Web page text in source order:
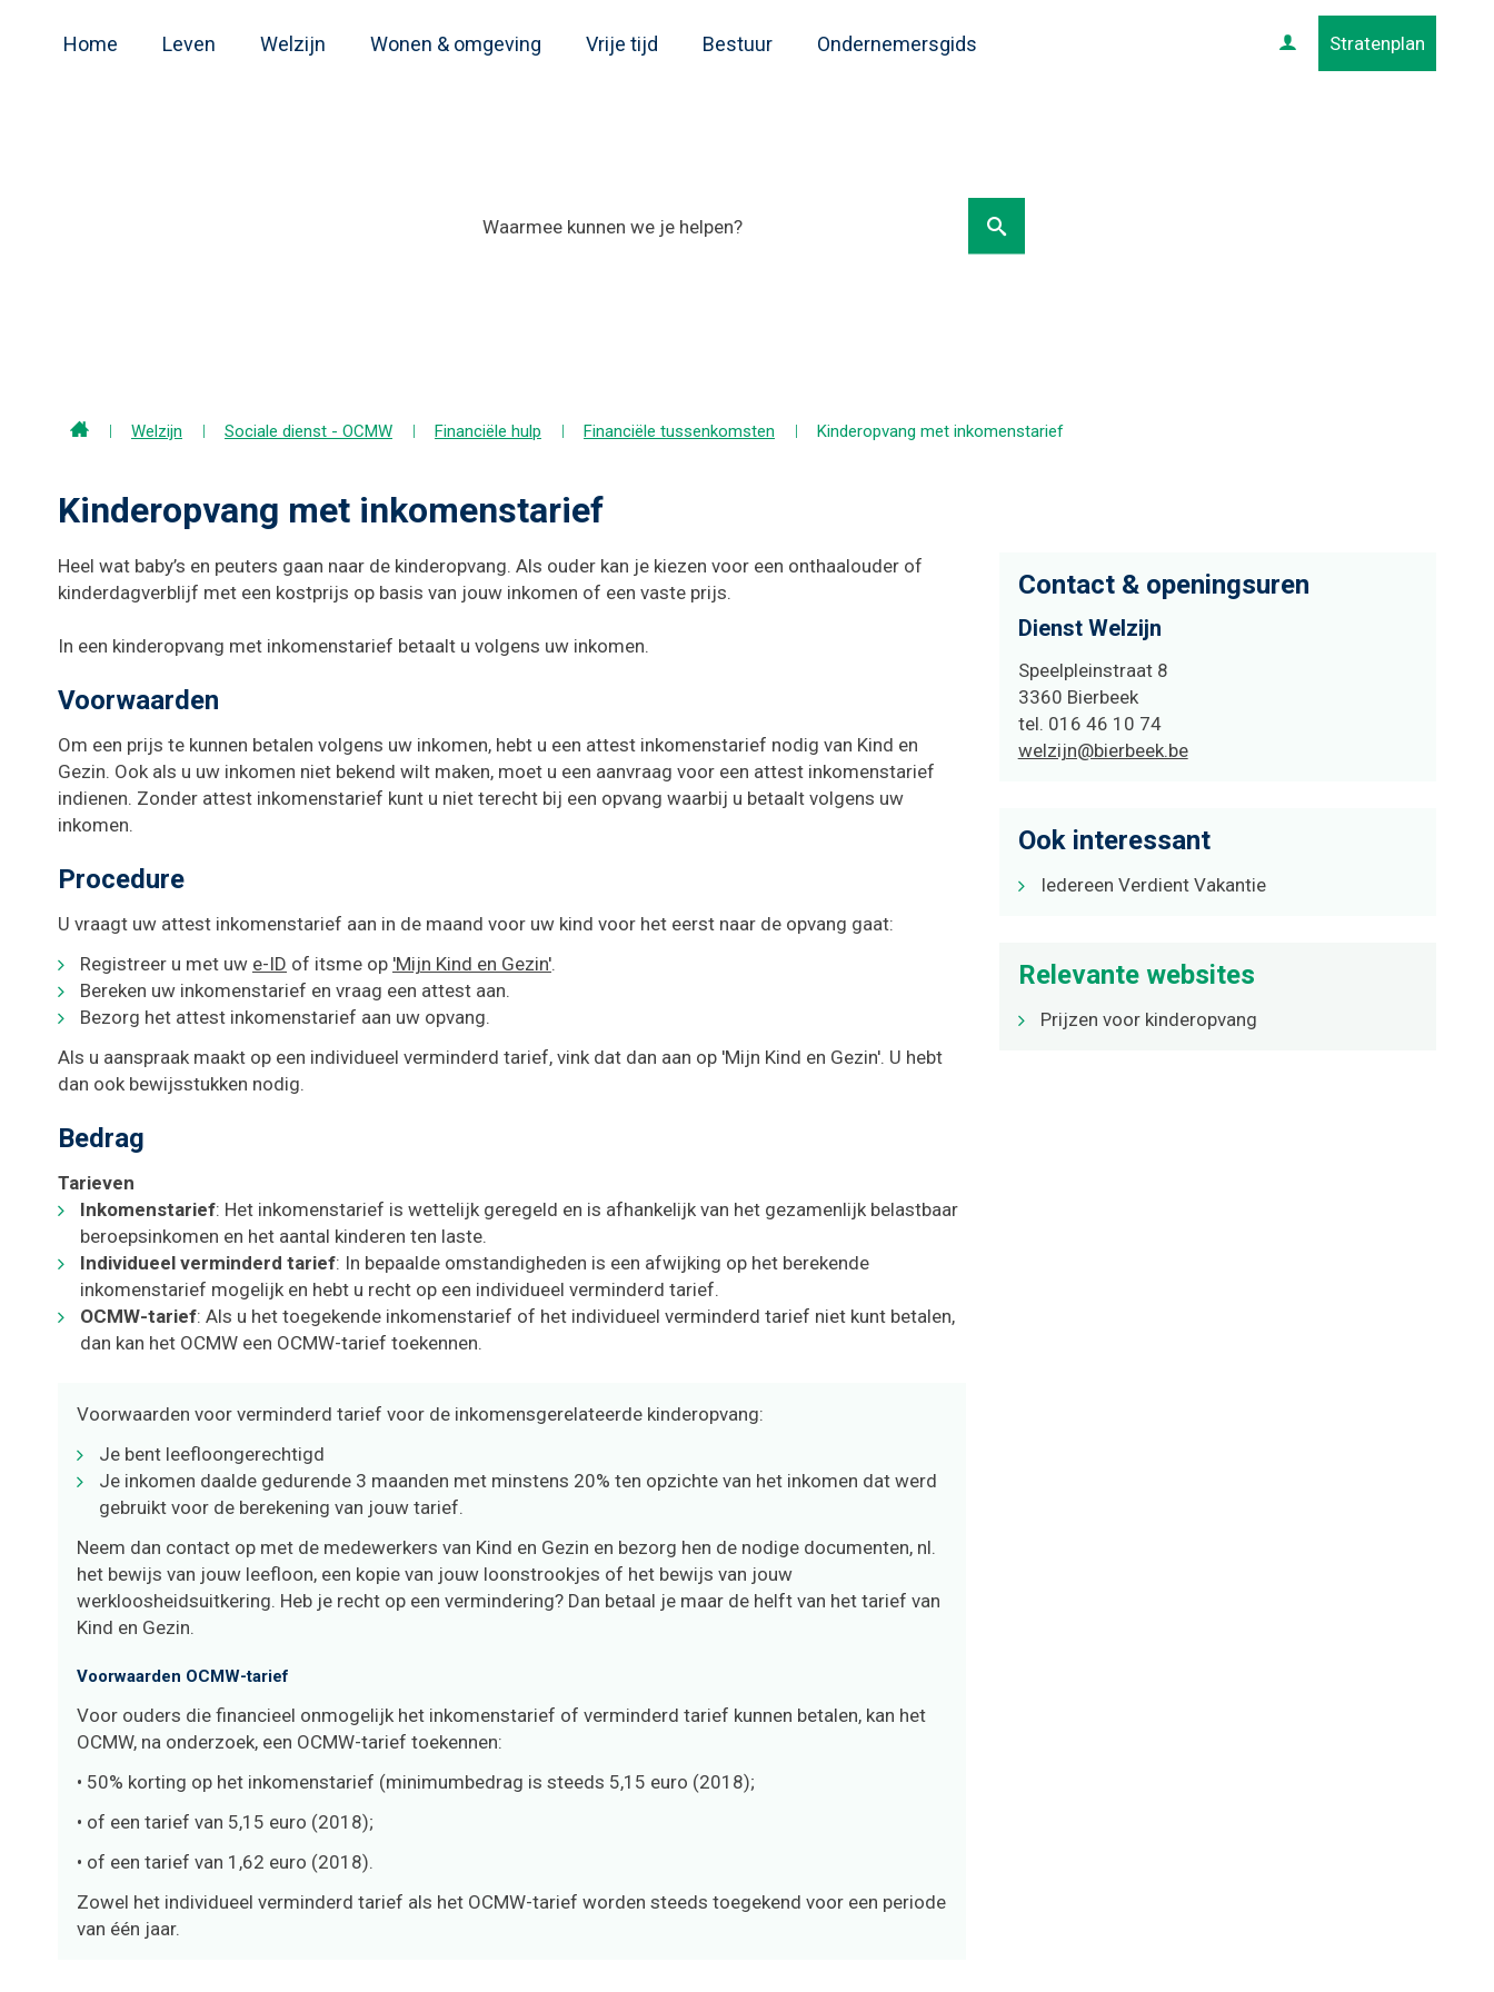
Home Leven Welzijn Wonen & omgeving Vrije tijd Bestuur Ondernemersgids
Stratenplan
Profiel
HomeWelzijn Sociale dienst - OCMW Financiële hulp Financiële tussenkomsten Kinderopvang met inkomenstarief
Kinderopvang met inkomenstarief
Heel wat baby’s en peuters gaan naar de kinderopvang. Als ouder kan je kiezen voor een onthaalouder of
kinderdagverblijf met een kostprijs op basis van jouw inkomen of een vaste prijs.
In een kinderopvang met inkomenstarief betaalt u volgens uw inkomen.
Voorwaarden
Om een prijs te kunnen betalen volgens uw inkomen, hebt u een attest inkomenstarief nodig van Kind en
Gezin. Ook als u uw inkomen niet bekend wilt maken, moet u een aanvraag voor een attest inkomenstarief
indienen. Zonder attest inkomenstarief kunt u niet terecht bij een opvang waarbij u betaalt volgens uw
inkomen.
Procedure
U vraagt uw attest inkomenstarief aan in de maand voor uw kind voor het eerst naar de opvang gaat:
Registreer u met uw e-ID of itsme op 'Mijn Kind en Gezin'.
Bereken uw inkomenstarief en vraag een attest aan.
Bezorg het attest inkomenstarief aan uw opvang.
Als u aanspraak maakt op een individueel verminderd tarief, vink dat dan aan op 'Mijn Kind en Gezin'. U hebt
dan ook bewijsstukken nodig.
Bedrag
Tarieven
Inkomenstarief: Het inkomenstarief is wettelijk geregeld en is afhankelijk van het gezamenlijk belastbaar
beroepsinkomen en het aantal kinderen ten laste.
Individueel verminderd tarief: In bepaalde omstandigheden is een afwijking op het berekende
inkomenstarief mogelijk en hebt u recht op een individueel verminderd tarief.
OCMW-tarief: Als u het toegekende inkomenstarief of het individueel verminderd tarief niet kunt betalen,
dan kan het OCMW een OCMW-tarief toekennen.
Voorwaarden voor verminderd tarief voor de inkomensgerelateerde kinderopvang:
Je bent leefloongerechtigd
Je inkomen daalde gedurende 3 maanden met minstens 20% ten opzichte van het inkomen dat werd
gebruikt voor de berekening van jouw tarief.
Neem dan contact op met de medewerkers van Kind en Gezin en bezorg hen de nodige documenten, nl.
het bewijs van jouw leefloon, een kopie van jouw loonstrookjes of het bewijs van jouw
werkloosheidsuitkering. Heb je recht op een vermindering? Dan betaal je maar de helft van het tarief van
Kind en Gezin.
Voorwaarden OCMW-tarief
Voor ouders die financieel onmogelijk het inkomenstarief of verminderd tarief kunnen betalen, kan het
OCMW, na onderzoek, een OCMW-tarief toekennen:
• 50% korting op het inkomenstarief (minimumbedrag is steeds 5,15 euro (2018);
• of een tarief van 5,15 euro (2018);
• of een tarief van 1,62 euro (2018).
Zowel het individueel verminderd tarief als het OCMW-tarief worden steeds toegekend voor een periode
van één jaar.
Contact & openingsuren
Dienst Welzijn
Adres
Speelpleinstraat 8
,
3360 Bierbeek
tel. 016 46 10 74
E-
welzijn@bierbeek.be
Ook interessant
Iedereen Verdient Vakantie
Relevante websites
Prijzen voor kinderopvang